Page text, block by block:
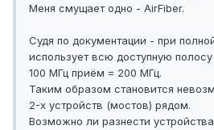
Меня смущает одно - AirFiber.
Судя по документации - при
использует всю доступную
100 МГц приём = 200 МГц.
Таким образом становится
2-х устройств (мостов) рядом.
Возможно ли разнести